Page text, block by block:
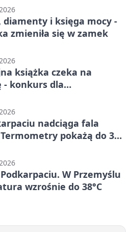
diamenty i księga mocy -
zmieniła się w zamek
książka czeka na
- konkurs dla
nadciąga fala
Termometry pokażą do 36
Podkarpaciu. W Przemyślu
wzrośnie do 38°C